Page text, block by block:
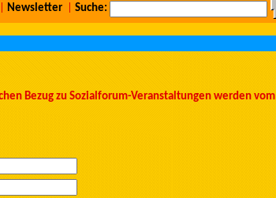
Newsletter Suche:
Bezug zu Sozialforum-Veranstaltungen werden vom